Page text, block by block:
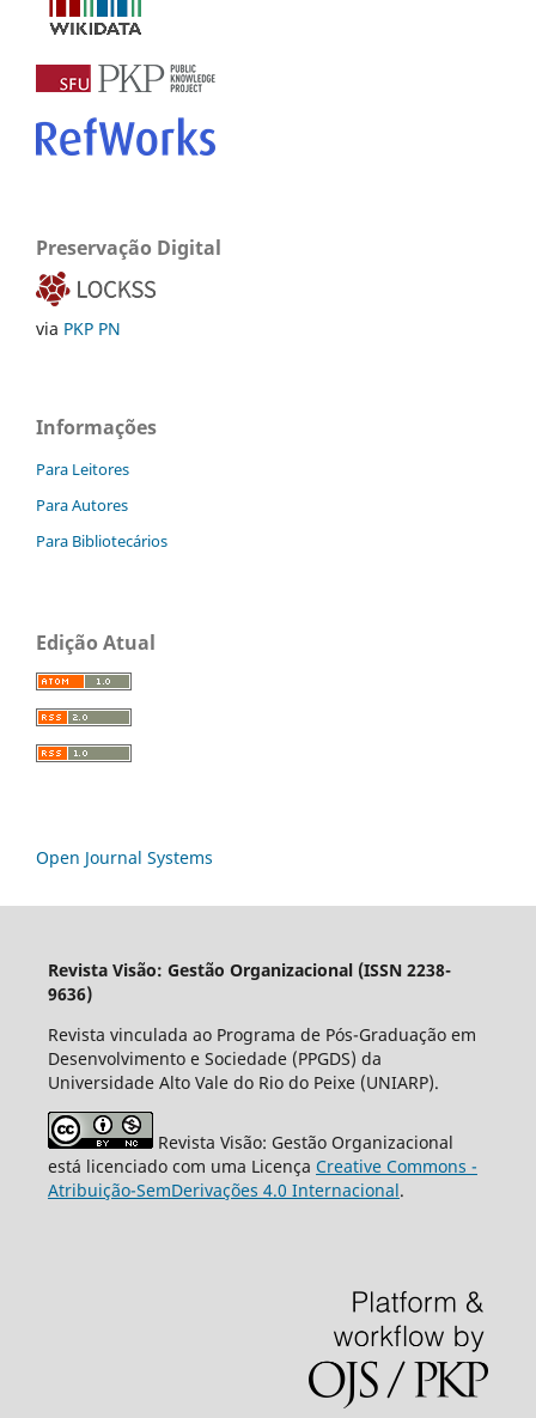
Preservação Digital
via PKP PN
Informações
Para Leitores
Para Autores
Para Bibliotecários
Edição Atual
Open Journal Systems
Revista Visão: Gestão Organizacional (ISSN 2238-
9636)
Revista vinculada ao Programa de Pós-Graduação em
Desenvolvimento e Sociedade (PPGDS) da
Universidade Alto Vale do Rio do Peixe (UNIARP).
Revista Visão: Gestão Organizacional
está licenciado com uma Licença Creative Commons -
Atribuição-SemDerivações 4.0 Internacional.